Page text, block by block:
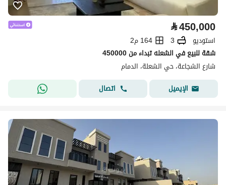
⃁450,000
استوديو 3
164 م2
شقة للبيع في الشعله تبداء من 450000
شارع الشجاعة، حي الشعلة، الدمام
الإيميل
اتصال